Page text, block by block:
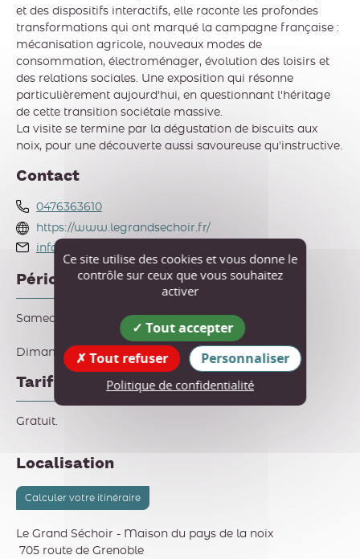
et des dispositifs interactifs, elle raconte les profondes
transformations qui ont marqué la campagne française :
mécanisation agricole, nouveaux modes de
consommation, électroménager, évolution des loisirs et
des relations sociales. Une exposition qui résonne
particulièrement aujourd'hui, en questionnant l'héritage
de cette transition sociétale massive.
La visite se termine par la dégustation de biscuits aux
noix, pour une découverte aussi savoureuse qu'instructive.
Contact
0476363610
https://www.legrandsechoir.fr/
info@legrandsechoir.fr
Périodes d'ouverture
Samedi 19 septembre 2026 de 15h30 à 16h30.
Dimanche 20 septembre 2026 de 15h30 à 16h30.
Tarif
Gratuit.
Localisation
Calculer votre itinéraire
Le Grand Séchoir - Maison du pays de la noix
705 route de Grenoble
Ce site utilise des cookies et vous donne le
contrôle sur ceux que vous souhaitez
activer
Tout accepter
Tout refuser
Personnaliser
Politique de confidentialité